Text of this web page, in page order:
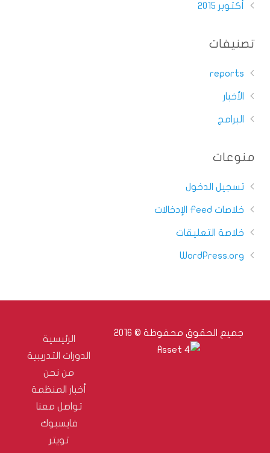
أكتوبر 2015
تصنيفات
reports
الأخبار
البرامج
منوعات
تسجيل الدخول
خلاصات Feed الإدخالات
خلاصة التعليقات
WordPress.org
الرئيسية
الدورات التدريبية
من نحن
أخبار المنظمة
تواصل معنا
فايسبوك
تويتر
جميع الحقوق محفوظة © 2016